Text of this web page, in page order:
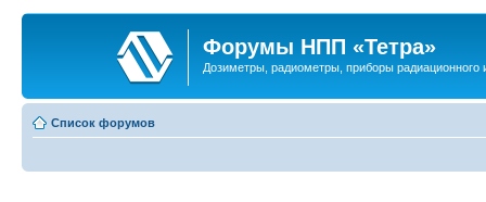
Форумы НПП «Тетра»
Дозиметры, радиометры, приборы радиационного
Список форумов